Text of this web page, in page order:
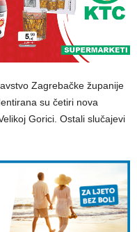
Zagrebačke županije
su četiri nova
Gorici. Ostali slučajevi